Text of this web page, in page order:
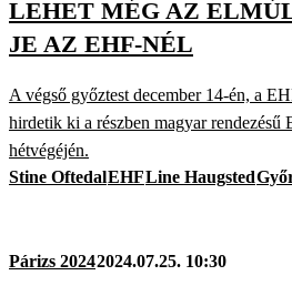
LEHET MÉG AZ
JE AZ EHF-NÉL
A végső győztest december 14-én, a
hirdetik ki a részben magyar rendezésű
hétvégéjén.
Stine OftedalEHFLine Haugsted
Párizs 20242024.07.25. 10:30